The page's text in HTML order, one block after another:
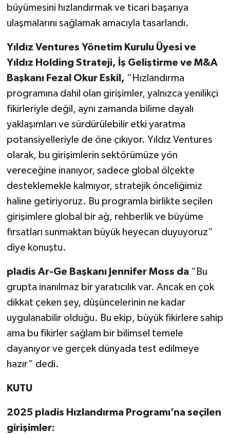
büyümesini hızlandırmak ve ticari başarıya
ulaşmalarını sağlamak amacıyla tasarlandı.
Yıldız Ventures Yönetim Kurulu Üyesi ve
Yıldız Holding Strateji, İş Geliştirme ve M&A
Başkanı Fezal Okur Eskil, “Hızlandırma
programına dahil olan girişimler, yalnızca yenilikçi
fikirleriyle değil, aynı zamanda bilime dayalı
yaklaşımları ve sürdürülebilir etki yaratma
potansiyelleriyle de öne çıkıyor. Yıldız Ventures
olarak, bu girişimlerin sektörümüze yön
vereceğine inanıyor, sadece global ölçekte
desteklemekle kalmıyor, stratejik önceliğimiz
haline getiriyoruz. Bu programla birlikte seçilen
girişimlere global bir ağ, rehberlik ve büyüme
fırsatları sunmaktan büyük heyecan duyuyoruz”
diye konuştu.
pladis Ar-Ge Başkanı Jennifer Moss da “Bu
grupta inanılmaz bir yaratıcılık var. Ancak en çok
dikkat çeken şey, düşüncelerinin ne kadar
uygulanabilir olduğu. Bu ekip, büyük fikirlere sahip
ama bu fikirler sağlam bir bilimsel temele
dayanıyor ve gerçek dünyada test edilmeye
hazır” dedi.
KUTU
2025 pladis Hızlandırma Programı’na seçilen
girişimler: